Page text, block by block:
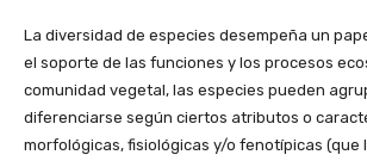
La diversidad de especies desempeña un
el soporte de las funciones y los procesos
comunidad vegetal, las especies pueden
diferenciarse según ciertos atributos o
morfológicas, fisiológicas y/o fenotípicas (que